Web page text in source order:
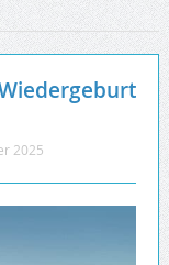
2025